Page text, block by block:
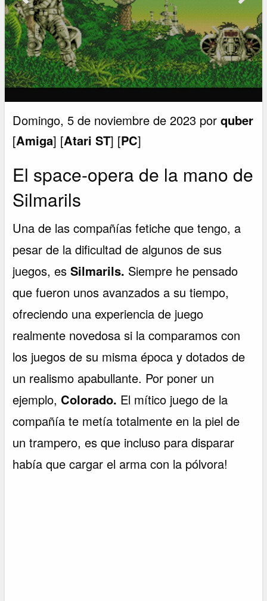
Domingo, 5 de noviembre de 2023 porquber
[Amiga] [Atari ST] [PC]
El space-opera de la mano de
Silmarils
Una de las compañías fetiche que tengo, a
pesar de la dificultad de algunos de sus
juegos, esSilmarils. Siempre he pensado
que fueron unos avanzados a su tiempo,
ofreciendo una experiencia de juego
realmente novedosa si la comparamos con
los juegos de su misma época y dotados de
un realismo apabullante. Por poner un
ejemplo, Colorado. El mítico juego de la
compañía te metía totalmente en la piel de
un trampero, es que incluso para disparar
había que cargar el arma con la pólvora!